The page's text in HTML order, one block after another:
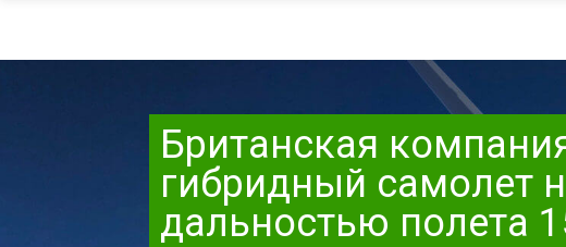
Британская
гибридный самолет
дальностью полета